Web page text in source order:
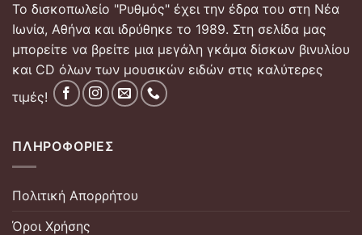
Το δισκοπωλείο "Ρυθμός" έχει την έδρα του στη Νέα
Ιωνία, Αθήνα και ιδρύθηκε το 1989. Στη σελίδα μας
μπορείτε να βρείτε μια μεγάλη γκάμα δίσκων βινυλίου
και CD όλων των μουσικών ειδών στις καλύτερες
τιμές!
ΠΛΗΡΟΦΟΡΊΕΣ
Πολιτική Απορρήτου
Όροι Χρήσης